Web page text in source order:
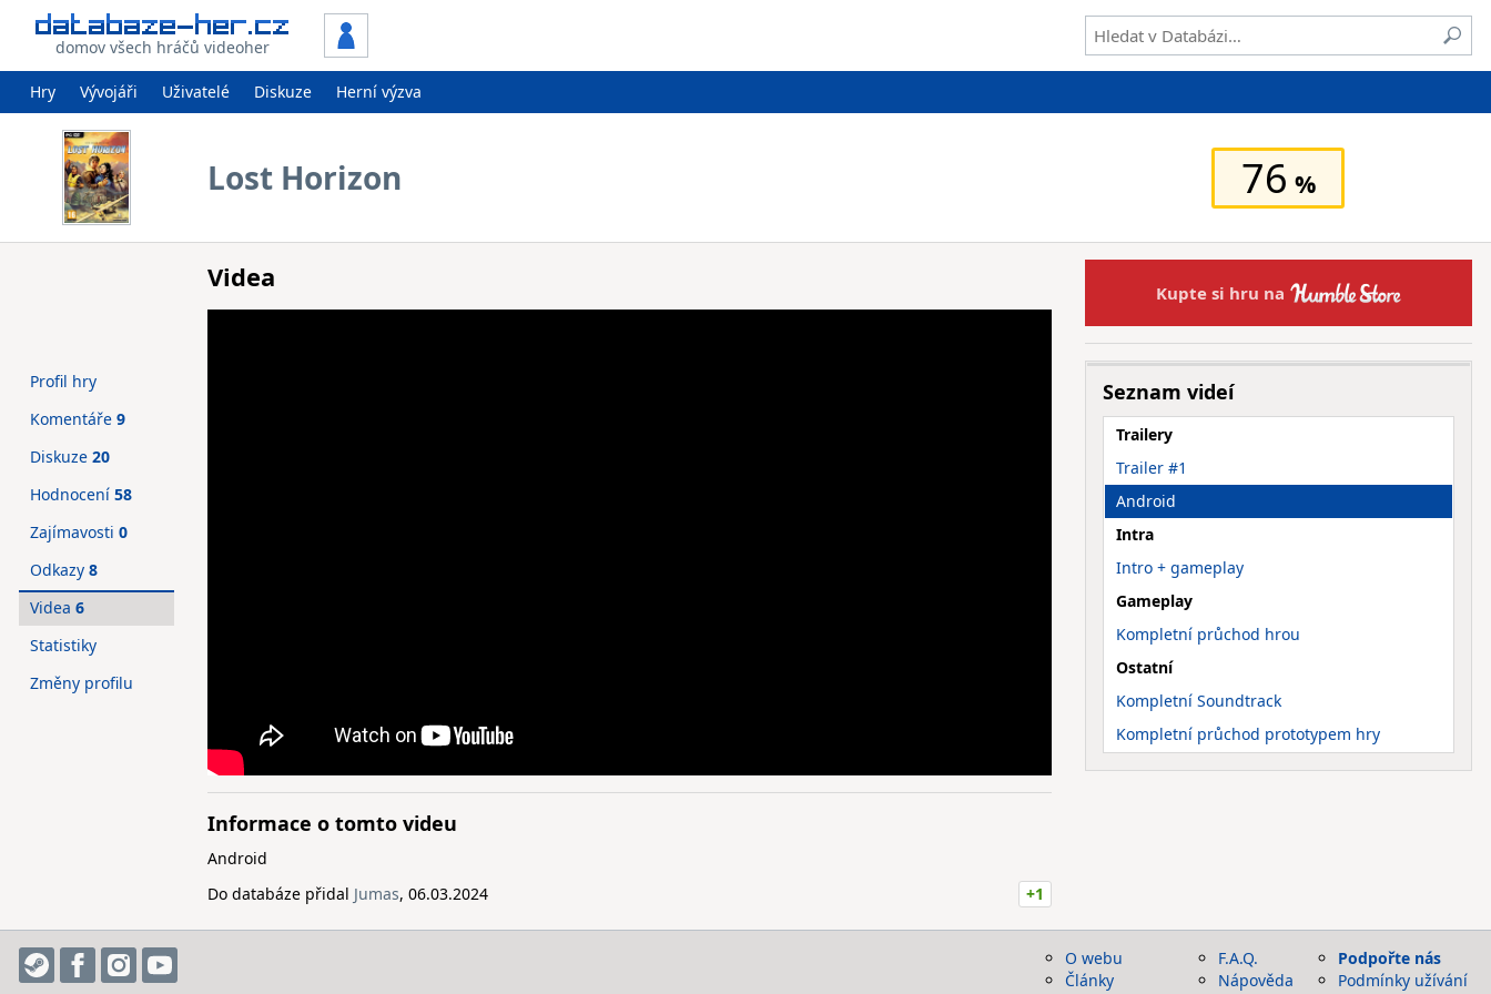
domov všech hráčů videoher
Hry Vývojáři Uživatelé Diskuze Herní výzva
Lost Horizon 76
Videa
Informace o tomto videu
Android
Do databáze přidal Jumas, 06.03.2024 +1
Profil hry
Komentáře 9
Diskuze 20
Hodnocení 58
Zajímavosti 0
Odkazy 8
Videa 6
Statistiky
Změny profilu
Kupte si hru na
Seznam videí
Trailery
Trailer #1
Android
Intra
Intro + gameplay
Gameplay
Kompletní průchod hrou
Ostatní
Kompletní Soundtrack
Kompletní průchod prototypem hry
O webu
Články
F.A.Q.
Nápověda
Podpořte nás
Podmínky užívání